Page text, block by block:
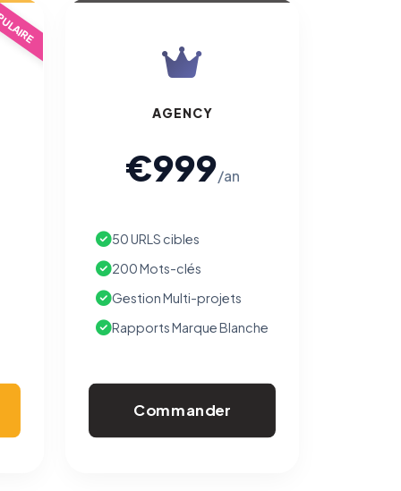
AGENCY
€999/an
50 URLS cibles
200 Mots-clés
Gestion Multi-projets
Rapports Marque Blanche
Commander